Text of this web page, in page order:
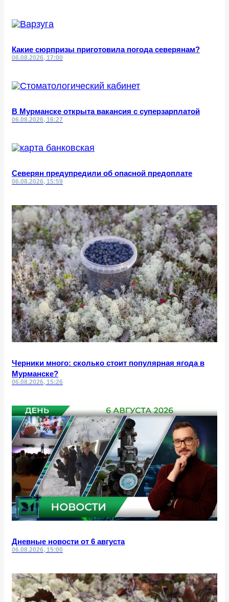
Какие сюрпризы приготовила погода северянам?
06.08.2026, 17:00
В Мурманске открыта вакансия с суперзарплатой
06.08.2026, 16:27
Северян предупредили об опасной предоплате
06.08.2026, 15:59
Черники много: сколько стоит популярная ягода в
Мурманске?
06.08.2026, 15:26
Дневные новости от 6 августа
06.08.2026, 15:00